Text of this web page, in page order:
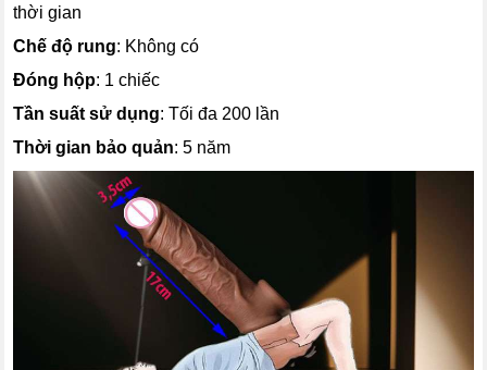
thời gian
Chế độ rung: Không có
Đóng hộp: 1 chiếc
Tần suất sử dụng: Tối đa 200 lần
Thời gian bảo quản: 5 năm